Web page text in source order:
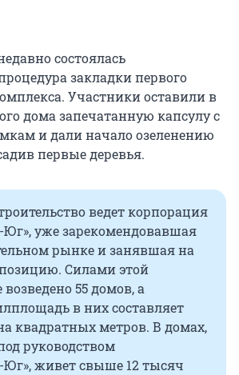
состоялась
закладки первого
Участники оставили в
дома запечатанную капсулу с
и дали начало озеленению
первые деревья.
ведет корпорация
уже зарекомендовавшая
рынке и занявшая на
Силами этой
55 домов, а
в них составляет
квадратных метров. В домах,
руководством
Юг», живет свыше 12 тысяч